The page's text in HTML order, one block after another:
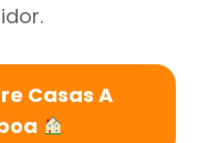
Casas A